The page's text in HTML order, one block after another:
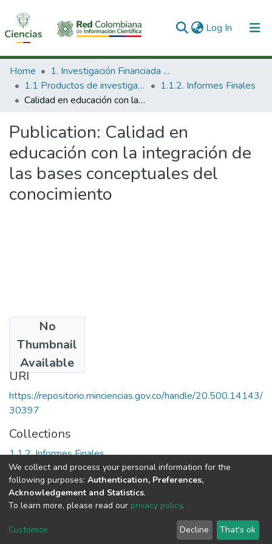
Log In (current)
Communities & Collections
All of DSpace
Home
1. Investigación Financiada con Recursos Públicos
1.1 Productos de investigación
1.1.2. Informes Finales
Calidad en educación con la integración de las bases conceptuales del conocimiento
Publication: Calidad en
educación con la integración de
las bases conceptuales del
conocimiento
No
Thumbnail
Available
1998
URI
https://repositorio.minciencias.gov.co/handle/20.500.14143/
30397
Collections
1.1.2. Informes Finales
Full item page
DSpace software copyright © 2002-2026
Cookie
End User
Agreement
Send
Feedback
We collect and process your personal information for the
following purposes: Authentication, Preferences,
Acknowledgement and Statistics.
To learn more, please read our privacy policy.
Customize Decline That's ok